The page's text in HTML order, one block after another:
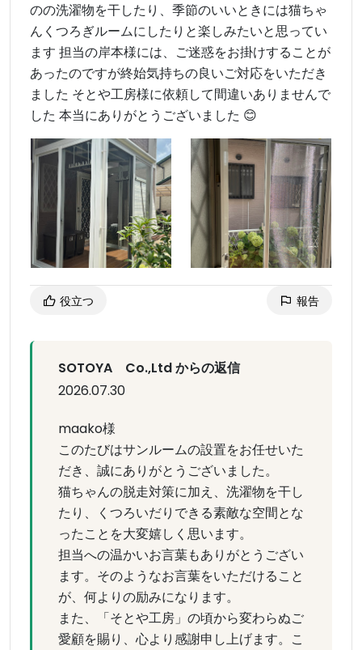
のの洗濯物を干したり、季節のいいときには猫ちゃ
んくつろぎルームにしたりと楽しみたいと思ってい
ます 担当の岸本様には、ご迷惑をお掛けすることが
あったのですが終始気持ちの良いご対応をいただき
ました そとや工房様に依頼して間違いありませんで
した 本当にありがとうございました 😊
役立つ 報告
SOTOYA Co.,Ltd からの返信
2026.07.30
maako様
このたびはサンルームの設置をお任せいた
だき、誠にありがとうございました。
猫ちゃんの脱走対策に加え、洗濯物を干し
たり、くつろいだりできる素敵な空間とな
ったことを大変嬉しく思います。
担当への温かいお言葉もありがとうござい
ます。そのようなお言葉をいただけること
が、何よりの励みになります。
また、「そとや工房」の頃から変わらぬご
愛顧を賜り、心より感謝申し上げます。こ